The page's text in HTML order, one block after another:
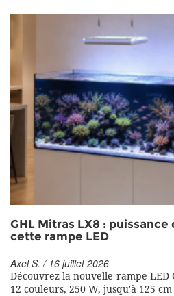
GHL Mitras LX8 :
cette rampe LED
Axel S. / 16 juillet 2026
Découvrez la nouvelle rampe LED
12 couleurs, 250 W, jusqu'à 125